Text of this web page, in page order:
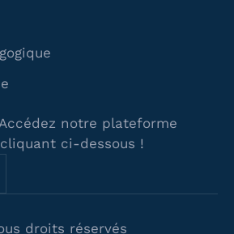
notre plateforme
ci-dessous !
droits réservés